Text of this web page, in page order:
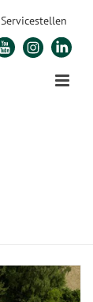
Servicestellen